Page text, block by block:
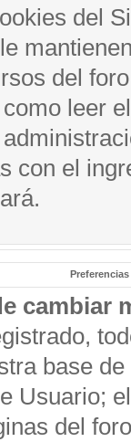
del
del
leer
con el
cambiar
base
Usuario;
del